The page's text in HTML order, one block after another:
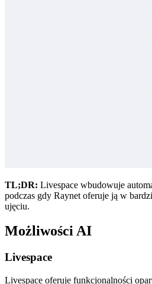
TL;DR: Livespace wbudowuje
podczas gdy Raynet oferuje ją w
ujęciu.
Możliwości AI
Livespace
Livespace oferuje funkcjonalności